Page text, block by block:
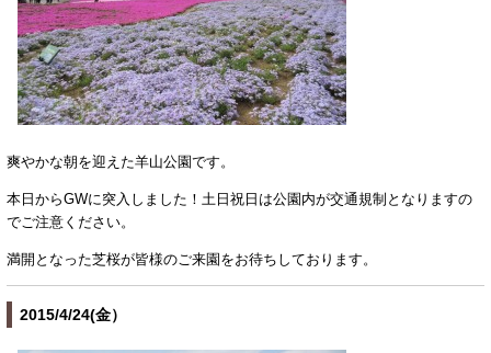
爽やかな朝を迎えた羊山公園です。
本日からGWに突入しました！土日祝日は公園内が交通規制となりますの
でご注意ください。
満開となった芝桜が皆様のご来園をお待ちしております。
2015/4/24(金）